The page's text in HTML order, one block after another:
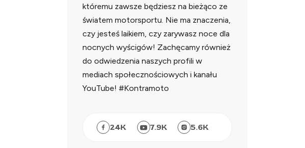
któremu zawsze będziesz na bieżąco ze
światem motorsportu. Nie ma znaczenia,
czy jesteś laikiem, czy zarywasz noce dla
nocnych wyścigów! Zachęcamy również
do odwiedzenia naszych profili w
mediach społecznościowych i kanału
YouTube! #Kontramoto
24K 7.9K 5.6K